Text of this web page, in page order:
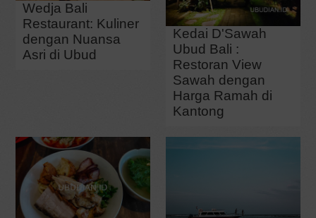
Wedja Bali
Restaurant: Kuliner
dengan Nuansa
Asri di Ubud
Kedai D'Sawah
Ubud Bali :
Restoran View
Sawah dengan
Harga Ramah di
Kantong